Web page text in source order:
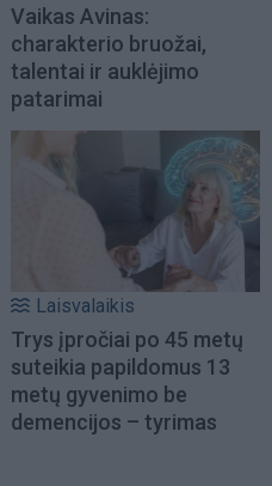
Vaikas Avinas:
charakterio bruožai,
talentai ir auklėjimo
patarimai
Laisvalaikis
Trys įpročiai po 45 metų
suteikia papildomus 13
metų gyvenimo be
demencijos – tyrimas